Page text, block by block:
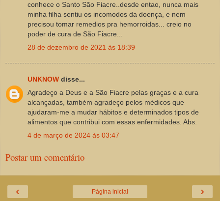
conhece o Santo São Fiacre..desde entao, nunca mais
minha filha sentiu os incomodos da doença, e nem
precisou tomar remedios pra hemorroidas... creio no
poder de cura de São Fiacre...
28 de dezembro de 2021 às 18:39
UNKNOW disse...
Agradeço a Deus e a São Fiacre pelas graças e a cura
alcançadas, também agradeço pelos médicos que
ajudaram-me a mudar hábitos e determinados tipos de
alimentos que contribui com essas enfermidades. Abs.
4 de março de 2024 às 03:47
Postar um comentário
‹ ›
Página inicial